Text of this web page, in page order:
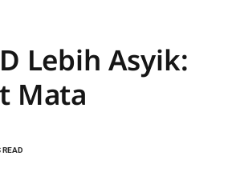
Lebih Asyik:
Mata
READ